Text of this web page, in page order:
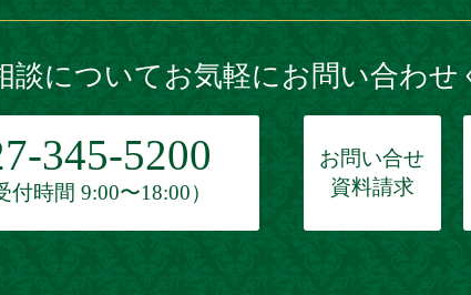
談についてお気軽にお問い合わせ
345-5200
付時間 9:00〜18:00）
お問い合せ
資料請求